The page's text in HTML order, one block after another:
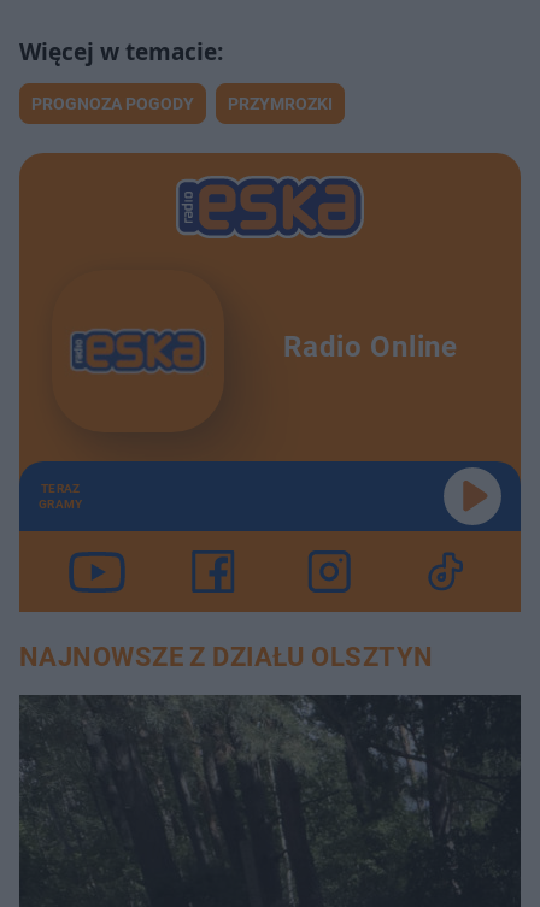
PROGNOZA POGODY PRZYMROZKI
Radio Online
TERAZ
GRAMY
NAJNOWSZE Z DZIAŁU OLSZTYN